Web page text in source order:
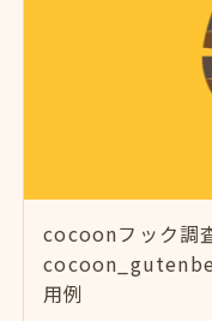
cocoonフック調
用例